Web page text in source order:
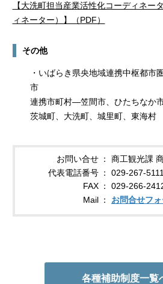
【大洗町担当産業活性化コーディネー
ィネーター）】（PDF）
その他
・いばらき県央地域連携中枢都
市
連携市町村―笠間市、ひたちなか
茨城町、大洗町、城里町、東海村
お問い合せ
商工観光課
代表電話番号
029-267-5111
FAX
029-266-
Mail
お問合せフ
各種補助制度一覧